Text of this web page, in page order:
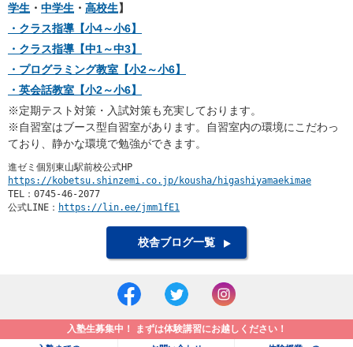
学生 ・ 中学生 ・ 高校生】
・クラス指導【小4～小6】
・クラス指導【中1～中3】
・プログラミング教室【小2～小6】
・英会話教室【小2～小6】
※定期テスト対策・入試対策も充実しております。
※自習室はブース型自習室があります。自習室内の環境にこだわっ
ており、静かな環境で勉強ができます。
https://kobetsu.shinzemi.co.jp/kousha/higashiyamaekimae
TEL：0745-46-2077
公式LINE： https://lin.ee/jmm1fE1
校舎ブログ一覧
入塾生募集中！ まずは体験講習にお越しください！